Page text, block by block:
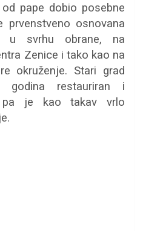
pape dobio posebne
prvenstveno osnovana
u svrhu obrane, na
Zenice i tako kao na
okruženje. Stari grad
godina restauriran i
pa je kao takav vrlo